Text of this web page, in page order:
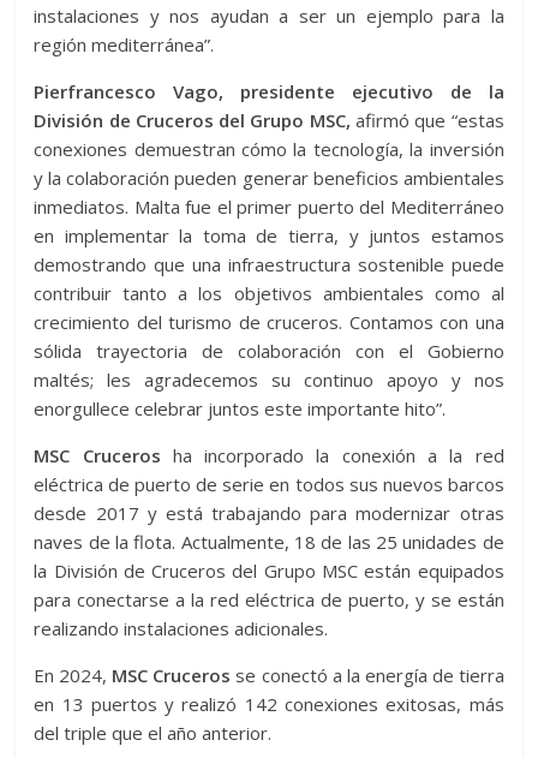
instalaciones y nos ayudan a ser un ejemplo para la
región mediterránea”.
Pierfrancesco Vago, presidente ejecutivo de la
División de Cruceros del Grupo MSC, afirmó que “estas
conexiones demuestran cómo la tecnología, la inversión
y la colaboración pueden generar beneficios ambientales
inmediatos. Malta fue el primer puerto del Mediterráneo
en implementar la toma de tierra, y juntos estamos
demostrando que una infraestructura sostenible puede
contribuir tanto a los objetivos ambientales como al
crecimiento del turismo de cruceros. Contamos con una
sólida trayectoria de colaboración con el Gobierno
maltés; les agradecemos su continuo apoyo y nos
enorgullece celebrar juntos este importante hito”.
MSC Cruceros ha incorporado la conexión a la red
eléctrica de puerto de serie en todos sus nuevos barcos
desde 2017 y está trabajando para modernizar otras
naves de la flota. Actualmente, 18 de las 25 unidades de
la División de Cruceros del Grupo MSC están equipados
para conectarse a la red eléctrica de puerto, y se están
realizando instalaciones adicionales.
En 2024, MSC Cruceros se conectó a la energía de tierra
en 13 puertos y realizó 142 conexiones exitosas, más
del triple que el año anterior.